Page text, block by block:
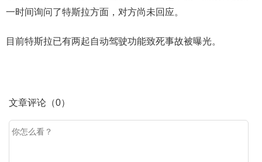
一时间询问了特斯拉方面，对方尚未回应。
目前特斯拉已有两起自动驾驶功能致死事故被曝光。
文章评论（0）